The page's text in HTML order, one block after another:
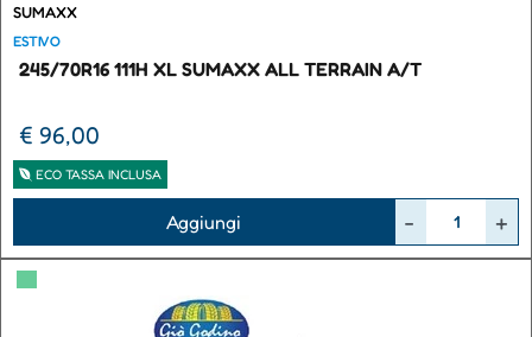
SUMAXX
ESTIVO
245/70R16 111H XL SUMAXX ALL TERRAIN A/T
€ 96,00
ECO TASSA INCLUSA
Aggiungi
▀